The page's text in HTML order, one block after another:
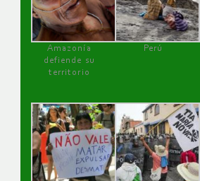
Amazonía
defiende su
territorio
Perú